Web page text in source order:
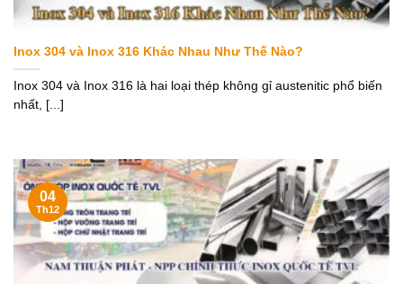
Inox 304 và Inox 316 Khác Nhau Như Thế Nào?
Inox 304 và Inox 316 là hai loại thép không gỉ austenitic phổ biến
nhất, [...]
04
Th12